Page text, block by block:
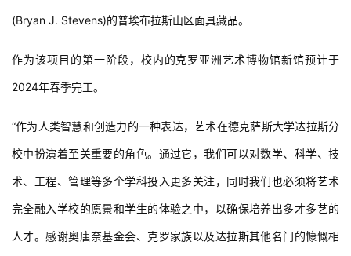
(Bryan J. Stevens)的普埃布拉斯山区面具藏品。
作为该项目的第一阶段，校内的克罗亚洲艺术博物馆新馆预计于
2024年春季完工。
“作为人类智慧和创造力的一种表达，艺术在德克萨斯大学达拉斯分
校中扮演着至关重要的角色。通过它，我们可以对数学、科学、技
术、工程、管理等多个学科投入更多关注，同时我们也必须将艺术
完全融入学校的愿景和学生的体验之中，以确保培养出多才多艺的
人才。感谢奥唐奈基金会、克罗家族以及达拉斯其他名门的慷慨相